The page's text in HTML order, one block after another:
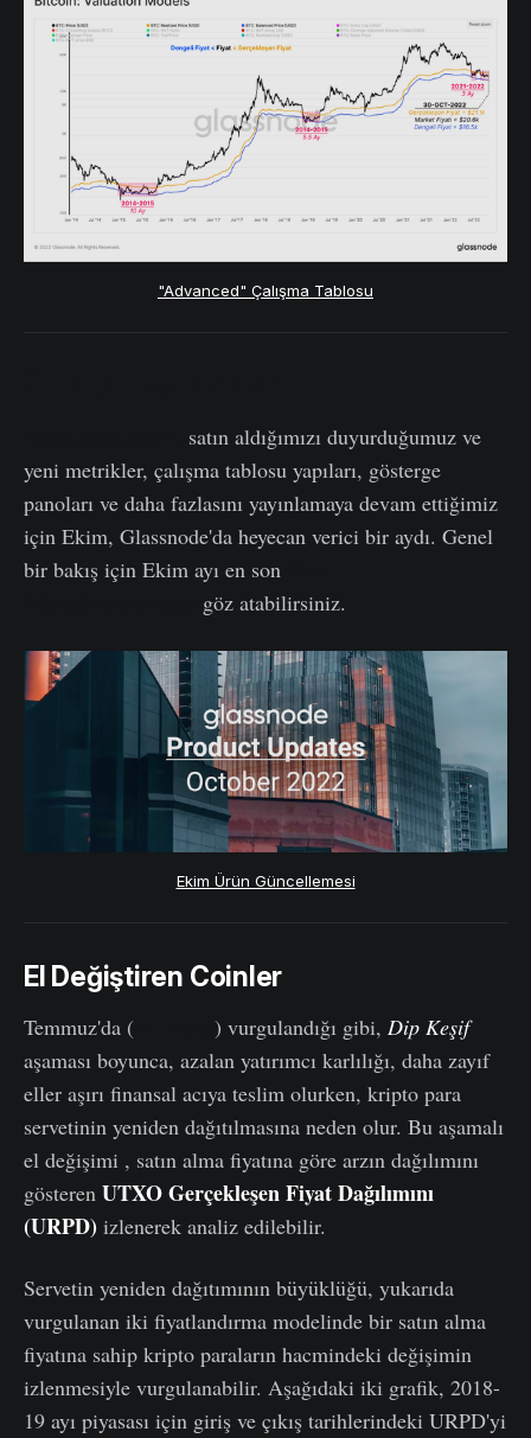
"Advanced" Çalışma Tablosu
satın aldığımızı duyurduğumuz ve
yeni metrikler, çalışma tablosu yapıları, gösterge
panoları ve daha fazlasını yayınlamaya devam ettiğimiz
için Ekim, Glassnode'da heyecan verici bir aydı. Genel
bir bakış için Ekim ayı en son
göz atabilirsiniz.
Ekim Ürün Güncellemesi
El Değiştiren Coinler
Temmuz'da ( ) vurgulandığı gibi, Dip Keşif
aşaması boyunca, azalan yatırımcı karlılığı, daha zayıf
eller aşırı finansal acıya teslim olurken, kripto para
servetinin yeniden dağıtılmasına neden olur. Bu aşamalı
el değişimi , satın alma fiyatına göre arzın dağılımını
gösteren UTXO Gerçekleşen Fiyat Dağılımını
(URPD) izlenerek analiz edilebilir.
Servetin yeniden dağıtımının büyüklüğü, yukarıda
vurgulanan iki fiyatlandırma modelinde bir satın alma
fiyatına sahip kripto paraların hacmindeki değişimin
izlenmesiyle vurgulanabilir. Aşağıdaki iki grafik, 2018-
19 ayı piyasası için giriş ve çıkış tarihlerindeki URPD'yi